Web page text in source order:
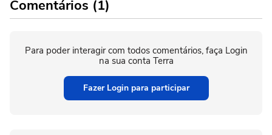
Comentários (1)
Para poder interagir com todos comentários, faça Login
na sua conta Terra
Fazer Login para participar